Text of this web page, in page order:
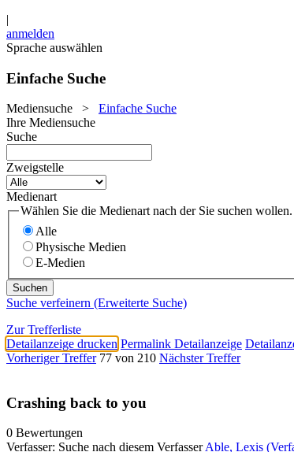
|
anmelden
Sprache auswählen
Einfache Suche
Mediensuche > Einfache Suche
Ihre Mediensuche
Suche
Zweigstelle
Medienart
Wählen Sie die Medienart nach der Sie suchen wollen.
Alle
Physische Medien
E-Medien
Suche verfeinern (Erweiterte Suche)
Zur Trefferliste
Detailanzeige drucken Permalink Detailanzeige
Vorheriger Treffer 77 von 210 Nächster Treffer
Crashing back to you
0 Bewertungen
Verfasser: Suche nach diesem VerfasserAble, Lexis